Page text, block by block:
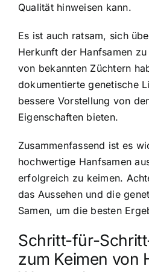
Qualität hinweisen kann.
Es ist auch ratsam, sich
Herkunft der Hanfsamen
von bekannten Züchtern
dokumentierte genetische
bessere Vorstellung von
Eigenschaften bieten.
Zusammenfassend ist es
hochwertige Hanfsamen
erfolgreich zu keimen.
das Aussehen und die
Samen, um die besten
Schritt-für-
zum Keimen von